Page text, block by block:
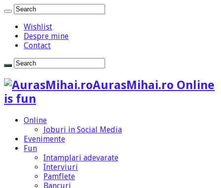
Wishlist
Despre mine
Contact
AurasMihai.ro Online
is fun
Online
Joburi in Social Media
Evenimente
Fun
Intamplari adevarate
Interviuri
Pamflete
Bancuri